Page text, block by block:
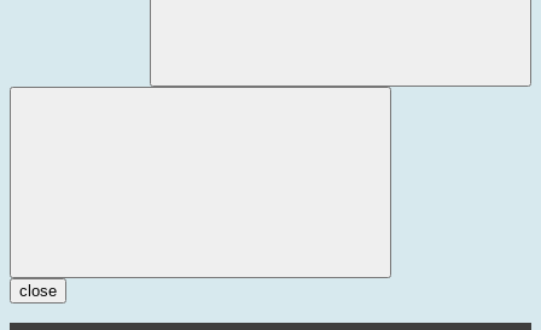
close